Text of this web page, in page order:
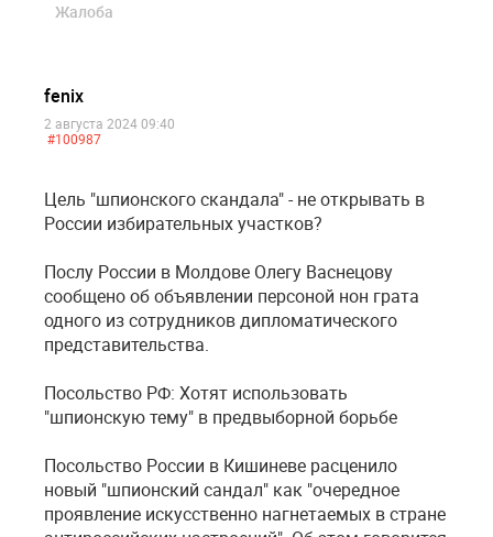
Жалоба
fenix
2 августа 2024 09:40
#100987
Цель "шпионского скандала" - не открывать в
России избирательных участков?
Послу России в Молдове Олегу Васнецову
сообщено об объявлении персоной нон грата
одного из сотрудников дипломатического
представительства.
Посольство РФ: Хотят использовать
"шпионскую тему" в предвыборной борьбе
Посольство России в Кишиневе расценило
новый "шпионский сандал" как "очередное
проявление искусственно нагнетаемых в стране